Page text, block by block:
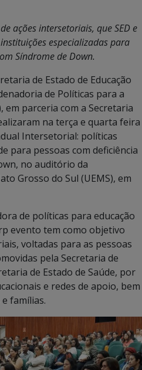
ações intersetoriais, que SED e
especializadas para
Síndrome de Down.
de Estado de Educação
de Políticas para a
em parceria com a Secretaria
na terça e quarta feira
Intersetorial: políticas
para pessoas com deficiência
no auditório da
Grosso do Sul (UEMS), em
de políticas para educação
evento tem como objetivo
voltadas para as pessoas
pela Secretaria de
de Estado de Saúde, por
e redes de apoio, bem
famílias.